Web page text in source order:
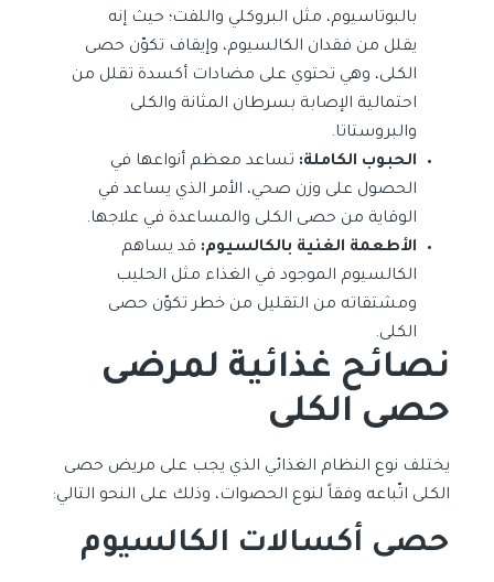
بالبوتاسيوم، مثل البروكلي واللفت؛ حيث إنه
يقلل من فقدان الكالسيوم، وإيقاف تكوّن حصى
الكلى، وهي تحتوي على مضادات أكسدة تقلل من
احتمالية الإصابة بسرطان المثانة والكلى
والبروستاتا.
الحبوب الكاملة: تساعد معظم أنواعها في
الحصول على وزن صحي، الأمر الذي يساعد في
الوقاية من حصى الكلى والمساعدة في علاجها.
الأطعمة الغنية بالكالسيوم: قد يساهم
الكالسيوم الموجود في الغذاء مثل الحليب
ومشتقاته من التقليل من خطر تكوّن حصى
الكلى.
نصائح غذائية لمرضى
حصى الكلى
يختلف نوع النظام الغذائي الذي يجب على مريض حصى
الكلى اتّباعه وفقاً لنوع الحصوات، وذلك على النحو التالي:
حصى أكسالات الكالسيوم